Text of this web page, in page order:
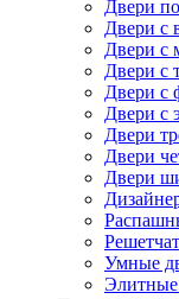
Двери
Двери с
Двери с
Двери с
Двери с
Двери с
Двери
Двери
Двери
Умные
Элитные